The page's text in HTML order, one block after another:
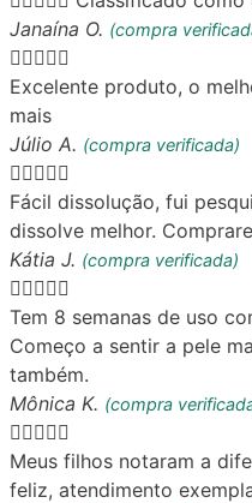
Janaína O. (compra

Excelente produto, o
mais
Júlio A. (compra verificada)

Fácil dissolução, fui
dissolve melhor.
Kátia J. (compra verificada)

Tem 8 semanas de uso
Começo a sentir a pele
também.
Mônica K. (compra

Meus filhos notaram a
feliz, atendimento